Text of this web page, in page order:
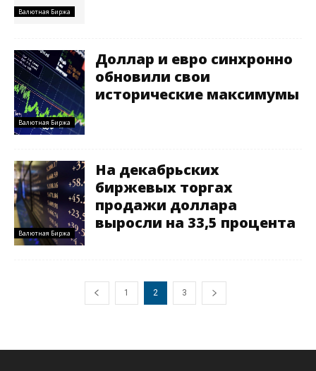
Валютная Биржа
Валютная Биржа
Доллар и евро синхронно
обновили свои
исторические максимумы
Валютная Биржа
На декабрьских
биржевых торгах
продажи доллара
выросли на 33,5 процента
1 2 3